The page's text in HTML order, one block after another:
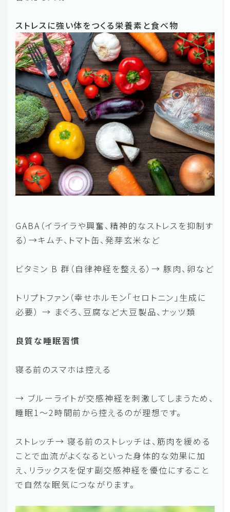
ストレスに強い体をつくる栄養素と食べ物
GABA（イライラや興奮、精神的なストレスを抑制す
る）→キムチ、トマト缶、発芽玄米など
ビタミン B 群（自律神経を整える）→ 豚肉、卵など
トリプトファン（幸せホルモン「セロトニン」生成に
必要） → まぐろ、豆腐など大豆製品、ナッツ類
良質な睡眠習慣
寝る前のスマホは控える
→ ブルーライトが交感神経を刺激してしまうため、
睡眠1〜2時間前から控えるのが理想です。
ストレッチ→ 寝る前のストレッチは、筋肉を緩める
ことで血流がよくなるといった身体的な効果に加
え、リラックスを促す副交感神経を優位にすること
で自然な眠気につながります。